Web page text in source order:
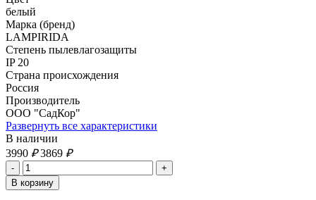
белый
Марка (бренд)
LAMPIRIDA
Степень пылевлагозащиты
IP 20
Страна происхождения
Россия
Производитель
ООО "СадКор"
Развернуть все характеристики
В наличии
3990 ₽ 3869 ₽